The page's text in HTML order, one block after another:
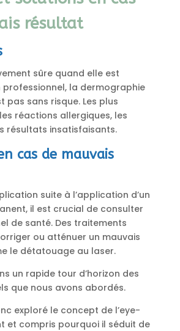
résultat
sûre quand elle est
professionnel, la dermographie
pas sans risque. Les plus
réactions allergiques, les
résultats insatisfaisants.
cas de mauvais
suite à l’application d’un
il est crucial de consulter
de santé. Des traitements
ou atténuer un mauvais
le détatouage au laser.
un rapide tour d’horizon des
que nous avons abordés.
exploré le concept de l’eye-
et compris pourquoi il séduit de